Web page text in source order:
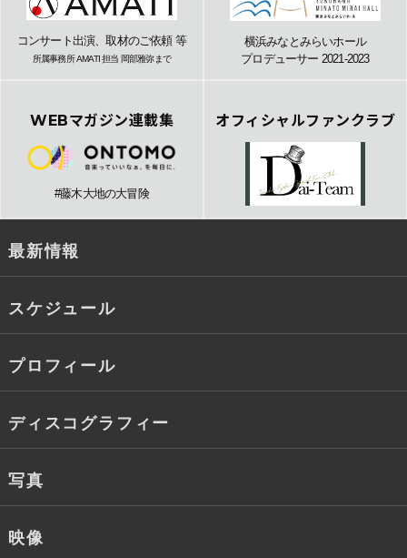
コンサート出演、取材のご依頼 等
所属事務所 AMATI 担当 岡部雅弥まで
横浜みなとみらいホール
プロデューサー 2021-2023
WEBマガジン連載集
#藤木大地の大冒険
オフィシャルファンクラブ
最新情報
スケジュール
プロフィール
ディスコグラフィー
写真
映像